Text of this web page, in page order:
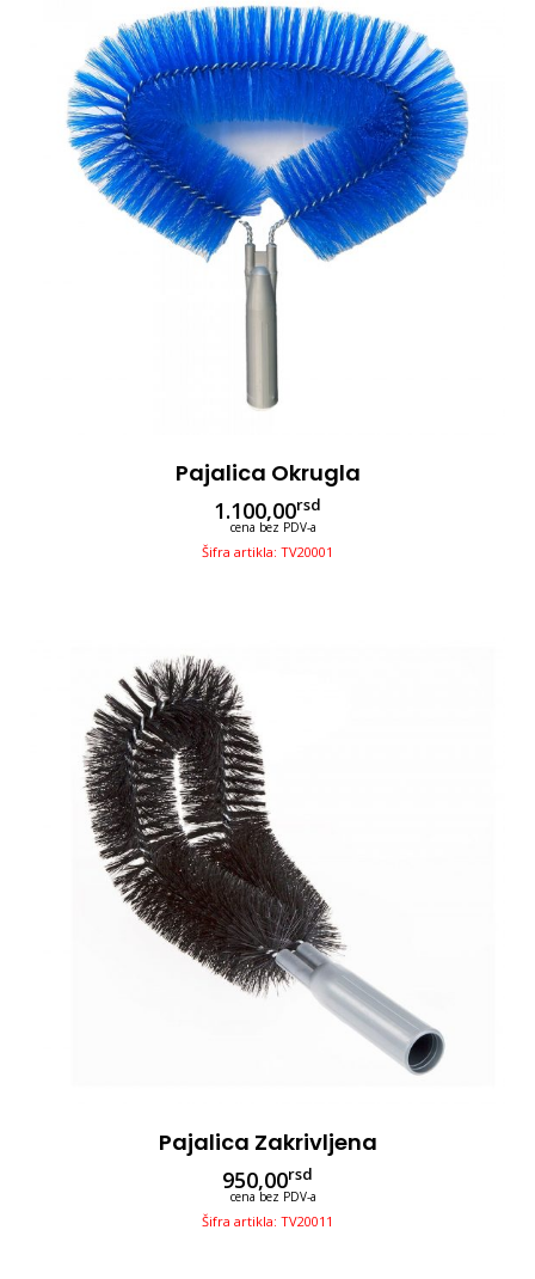
Pajalica Okrugla
1.100,00rsd
cena bez PDV-a
Šifra artikla: TV20001
Pajalica Zakrivljena
950,00rsd
cena bez PDV-a
Šifra artikla: TV20011